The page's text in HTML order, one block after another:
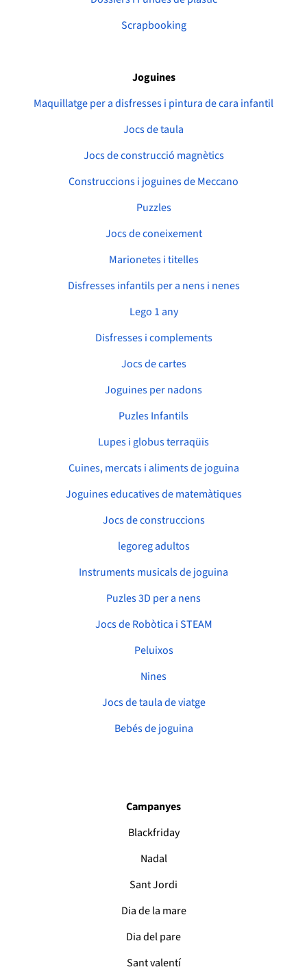
Scrapbooking
Joguines
Maquillatge per a disfresses i pintura de cara infantil
Jocs de taula
Jocs de construcció magnètics
Construccions i joguines de Meccano
Puzzles
Jocs de coneixement
Marionetes i titelles
Disfresses infantils per a nens i nenes
Lego 1 any
Disfresses i complements
Jocs de cartes
Joguines per nadons
Puzles Infantils
Lupes i globus terraqüis
Cuines, mercats i aliments de joguina
Joguines educatives de matemàtiques
Jocs de construccions
legoreg adultos
Instruments musicals de joguina
Puzles 3D per a nens
Jocs de Robòtica i STEAM
Peluixos
Nines
Jocs de taula de viatge
Bebés de joguina
Campanyes
Blackfriday
Nadal
Sant Jordi
Dia de la mare
Dia del pare
Sant valentí